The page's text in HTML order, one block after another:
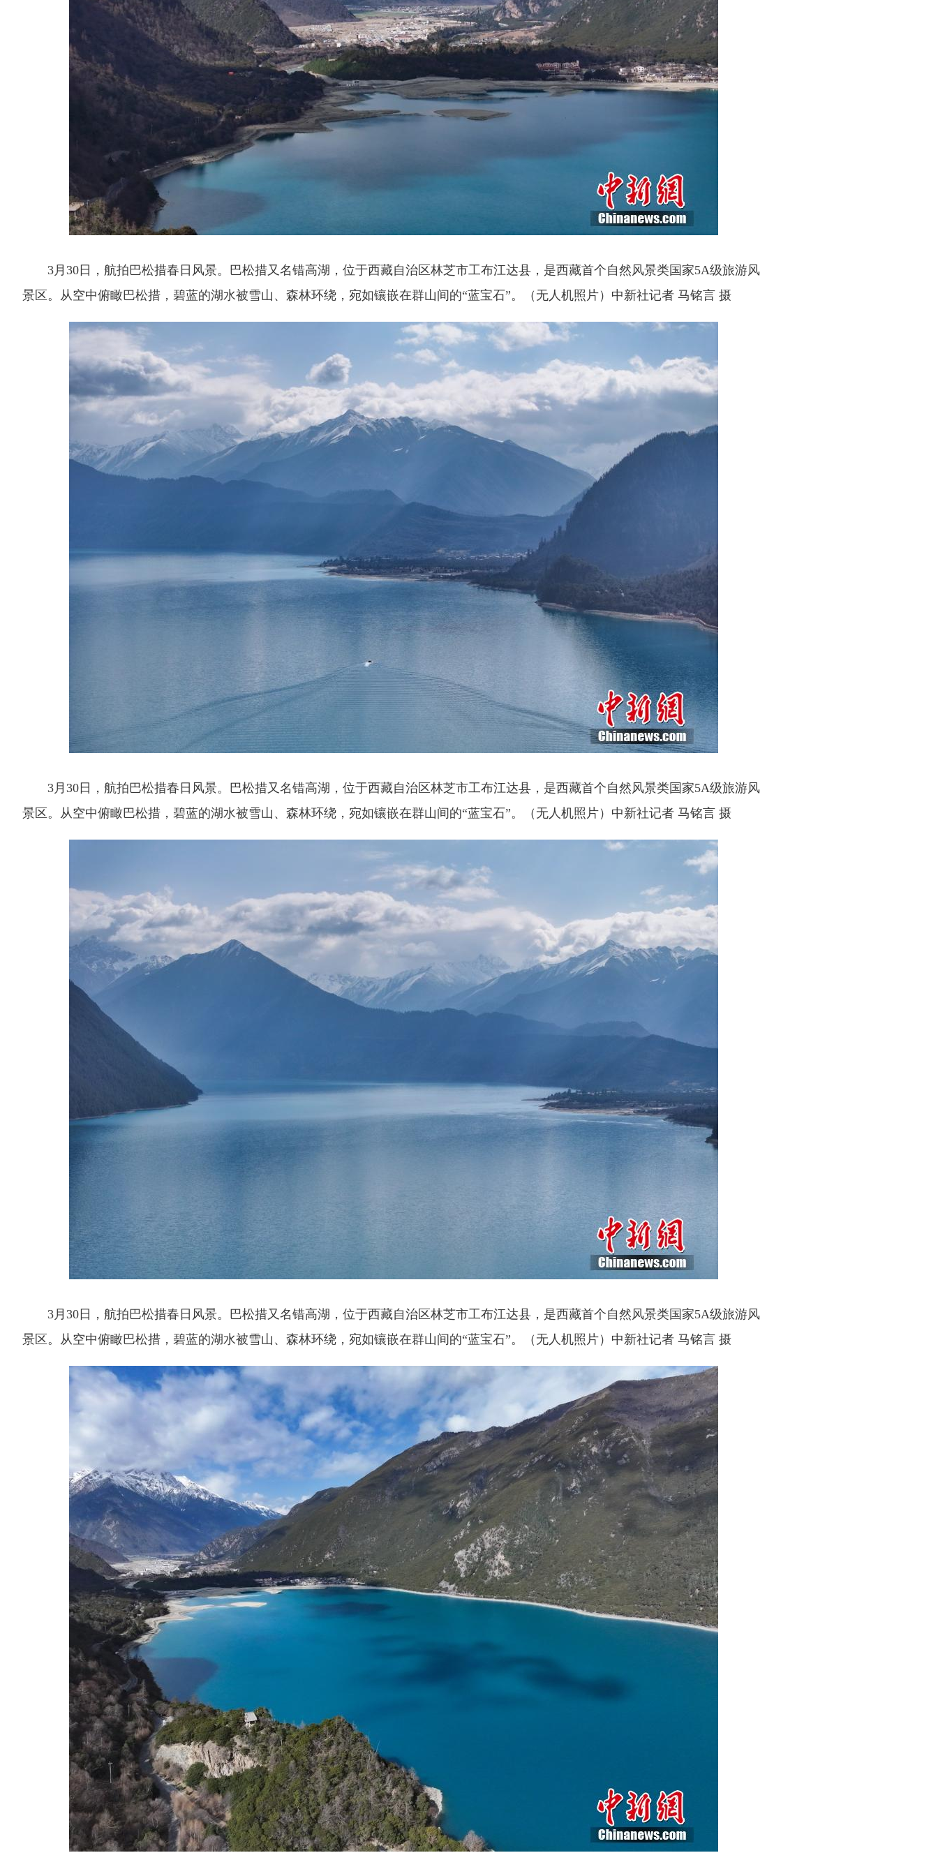
3月30日，航拍巴松措春日风景。巴松措又名错高湖，位于西藏自治区林芝市工布江达县，是西藏首个自然风景类国家5A级旅游风
景区。从空中俯瞰巴松措，碧蓝的湖水被雪山、森林环绕，宛如镶嵌在群山间的“蓝宝石”。（无人机照片） 中新社记者 马铭言 摄
3月30日，航拍巴松措春日风景。巴松措又名错高湖，位于西藏自治区林芝市工布江达县，是西藏首个自然风景类国家5A级旅游风
景区。从空中俯瞰巴松措，碧蓝的湖水被雪山、森林环绕，宛如镶嵌在群山间的“蓝宝石”。（无人机照片） 中新社记者 马铭言 摄
3月30日，航拍巴松措春日风景。巴松措又名错高湖，位于西藏自治区林芝市工布江达县，是西藏首个自然风景类国家5A级旅游风
景区。从空中俯瞰巴松措，碧蓝的湖水被雪山、森林环绕，宛如镶嵌在群山间的“蓝宝石”。（无人机照片） 中新社记者 马铭言 摄